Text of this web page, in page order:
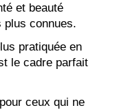
et beauté
plus connues.
pratiquée en
le cadre parfait
ceux qui ne